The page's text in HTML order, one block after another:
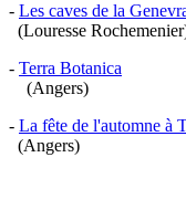
- Les caves de la
(Louresse
- Terra Botanica
(Angers)
- La fête de l'automne à
(Angers)